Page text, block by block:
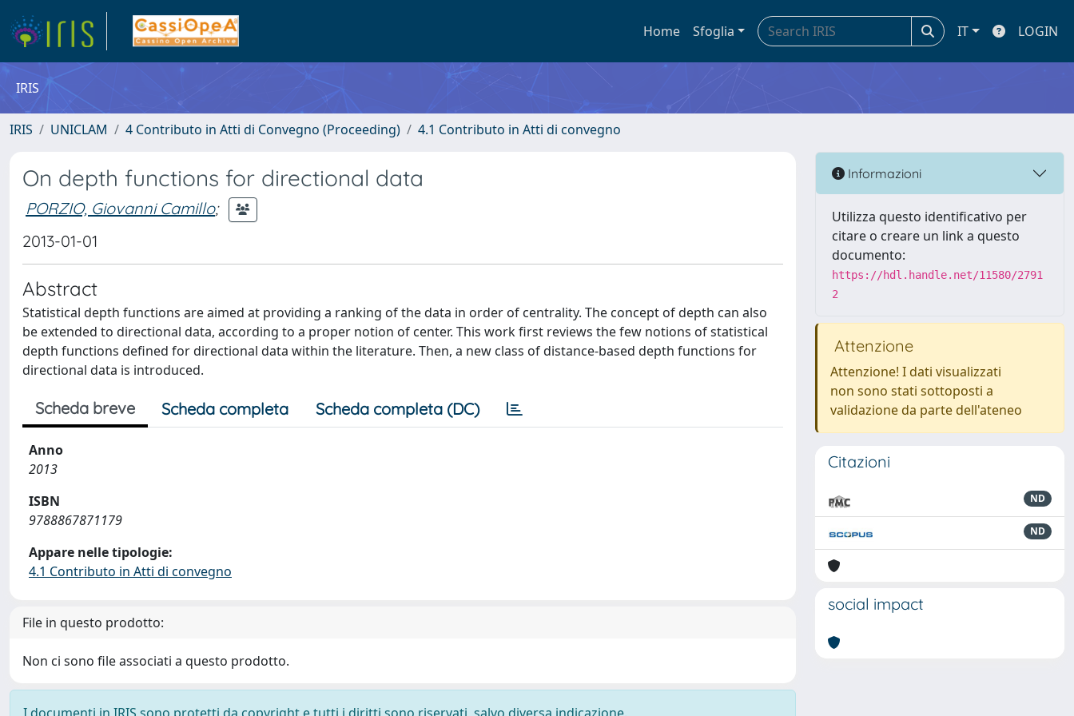
Home Sfoglia IT LOGIN
IRIS
IRIS UNICLAM 4 Contributo in Atti di Convegno (Proceeding) 4.1 Contributo in Atti di convegno
On depth functions for directional data
PORZIO, Giovanni Camillo;
2013-01-01
Abstract
Statistical depth functions are aimed at providing a ranking of the data in order of centrality. The concept of depth can also
be extended to directional data, according to a proper notion of center. This work first reviews the few notions of statistical
depth functions defined for directional data within the literature. Then, a new class of distance-based depth functions for
directional data is introduced.
Scheda breve Scheda completa Scheda completa (DC)
Anno
2013
ISBN
9788867871179
Appare nelle tipologie:
4.1 Contributo in Atti di convegno
File in questo prodotto:
Non ci sono file associati a questo prodotto.
Informazioni
Utilizza questo identificativo per
citare o creare un link a questo
documento:
https://hdl.handle.net/11580/2791
2
Attenzione
Attenzione! I dati visualizzati
non sono stati sottoposti a
validazione da parte dell'ateneo
Citazioni
ND
ND
social impact